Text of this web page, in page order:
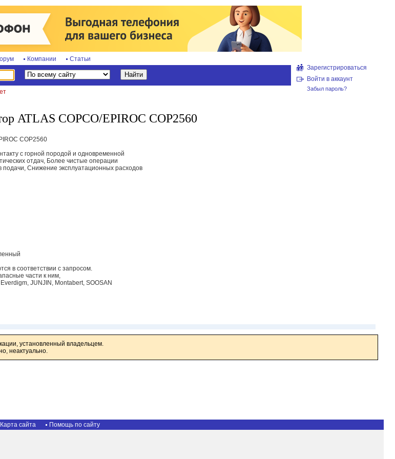
Компании Статьи
Зарегистрироваться
Войти в аккаунт
Забыл пароль?
ATLAS COPCO/EPIROC COP2560
COP2560
с горной породой и одновременной
отдач, Более чистые операции
Снижение эксплуатационных расходов
в соответствии с запросом.
части к ним,
JUNJIN, Montabert, SOOSAN
установленный владельцем.
неактуально.
Карта сайта Помощь по сайту